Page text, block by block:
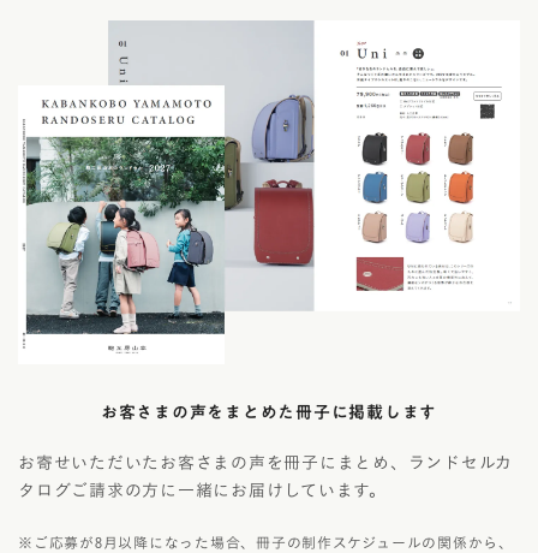
お客さまの声をまとめた冊子に掲載します
お寄せいただいたお客さまの声を冊子にまとめ、ランドセルカ
タログご請求の方に一緒にお届けしています。
※ご応募が8月以降になった場合、冊子の制作スケジュールの関係から、